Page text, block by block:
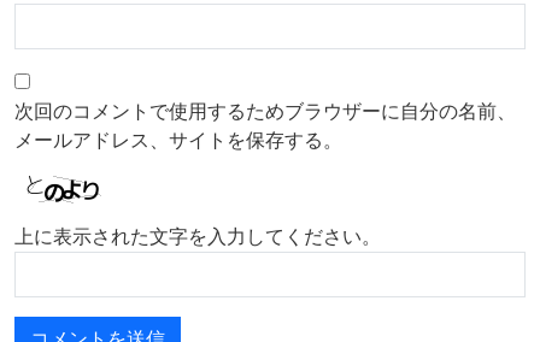
次回のコメントで使用するためブラウザーに自分の名前、
メールアドレス、サイトを保存する。
上に表示された文字を入力してください。